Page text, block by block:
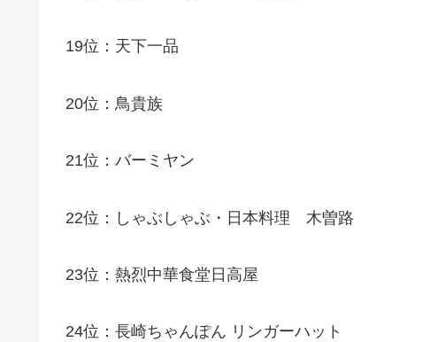
19位：天下一品
20位：鳥貴族
21位：バーミヤン
22位：しゃぶしゃぶ・日本料理 木曽路
23位：熱烈中華食堂日高屋
24位：長崎ちゃんぽん リンガーハット